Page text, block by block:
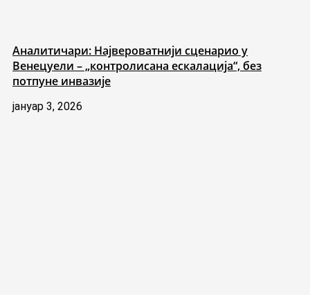
Аналитичари: Највероватнији сценарио у
Венецуели – „контролисана ескалација“, без
потпуне инвазије
јануар 3, 2026